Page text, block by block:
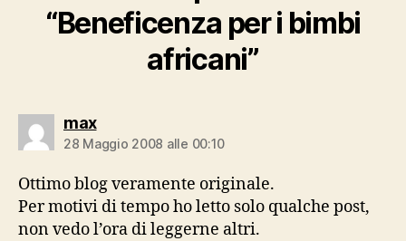
“Beneficenza per i bimbi
africani”
maxdice:
28 Maggio 2008 alle 00:10
Ottimo blog veramente originale.
Per motivi di tempo ho letto solo qualche post,
non vedo l’ora di leggerne altri.